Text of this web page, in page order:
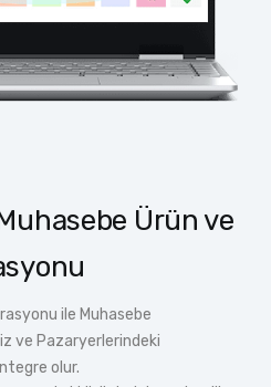
Ürün ve
ile Muhasebe
ve Pazaryerlerindeki
olur.